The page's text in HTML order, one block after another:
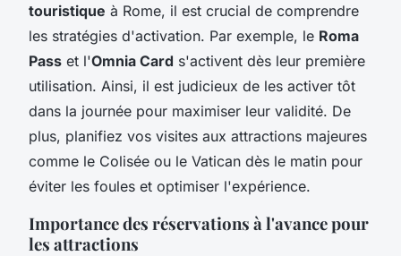
touristique à Rome, il est crucial de comprendre
les stratégies d'activation. Par exemple, le Roma
Pass et l'Omnia Card s'activent dès leur première
utilisation. Ainsi, il est judicieux de les activer tôt
dans la journée pour maximiser leur validité. De
plus, planifiez vos visites aux attractions majeures
comme le Colisée ou le Vatican dès le matin pour
éviter les foules et optimiser l'expérience.
Importance des réservations à l'avance pour
les attractions